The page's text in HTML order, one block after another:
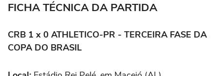
FICHA TÉCNICA DA PARTIDA
CRB 1 x 0 ATHLETICO-PR - TERCEIRA FASE DA
COPA DO BRASIL